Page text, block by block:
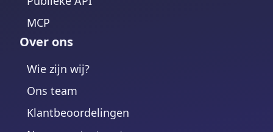
MCP
Over ons
Wie zijn wij?
Ons team
Klantbeoordelingen